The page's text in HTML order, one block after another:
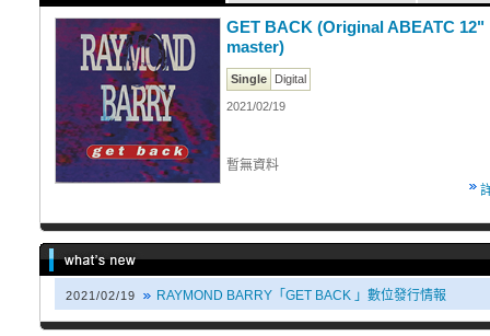
GET BACK (Original ABEATC 12"
master)
Single Digital
2021/02/19
暫無資料
2021/02/19 RAYMOND BARRY「GET BACK 」數位發行情報